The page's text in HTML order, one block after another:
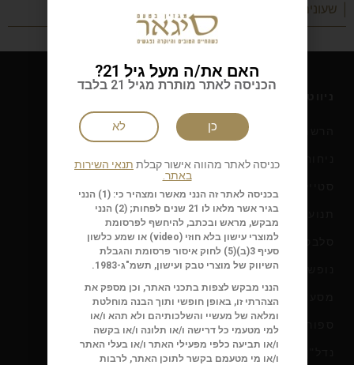
| שעונים ותכשיטים
הרשמה לניוזלטר סיגאר
מסעדות שף וקולינריה
האם את/ה מעל גיל 21?
הכניסה לאתר מותרת מגיל 21 בלבד
לא כן
כניסה לאתר מהווה אישור קבלת תנאי השירות
באתר.
בכניסה לאתר זה הנני מאשר ומצהיר כי: (1) הנני
בגיר אשר מלאו לו 21 שנים לפחות; (2) הנני
מבקש, מראש ובכתב, להיחשף לפרסומת
למוצרי עישון בלא חוזי (video) או שמע כלשון
סעיף 3(ב)(5) לחוק איסור פרסומת והגבלת
השיווק של מוצרי טבק ועישון, תשמ"ג-1983.
הנני מבקש לצפות בתכני האתר, וכן מספק את
הצהרתי זו, באופן חופשי ותוך הבנה מוחלטת
ומלאה של מעשיי והשלכותיהם ולא תהא ו/או
למי מטעמי כל דרישה ו/או תלונה ו/או בקשה
ו/או תביעה כלפי מפעילי האתר ו/או בעלי האתר
ו/או מי מטעמם בקשר לתוכן האתר, לרבות